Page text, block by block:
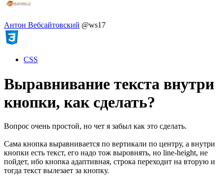
Антон Вебсайтовский @ws17
CSS
Выравнивание текста внутри
кнопки, как сделать?
Вопрос очень простой, но чет я забыл как это сделать.
Сама кнопка выравнивается по вертикали по центру, а внутри
кнопки есть текст, его надо тож выровнять, но line-height, не
пойдет, ибо кнопка адаптивная, строка переходит на вторую и
тогда текст вылезает за кнопку.